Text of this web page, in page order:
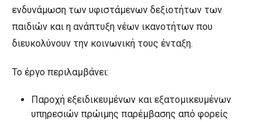
ενδυνάμωση των υφιστάμενων δεξιοτήτων των
παιδιών και η ανάπτυξη νέων ικανοτήτων που
διευκολύνουν την κοινωνική τους ένταξη.
Το έργο περιλαμβάνει:
Παροχή εξειδικευμένων και εξατομικευμένων
υπηρεσιών πρώιμης παρέμβασης από φορείς